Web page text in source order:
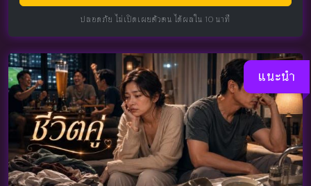
ปลอดภัย ไม่เปิดเผยตัวตน ได้ผลใน 10 นาที
แนะนำ